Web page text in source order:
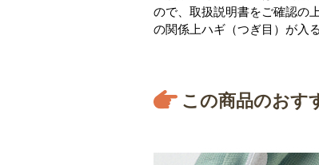
ので、取扱説明書をご確認の
の関係上ハギ（つぎ目）が入
この商品のおす